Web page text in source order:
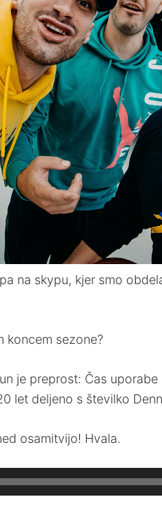
na skypu, kjer smo
koncem sezone?
je preprost: Čas
let deljeno s številko
osamitvijo! Hvala.